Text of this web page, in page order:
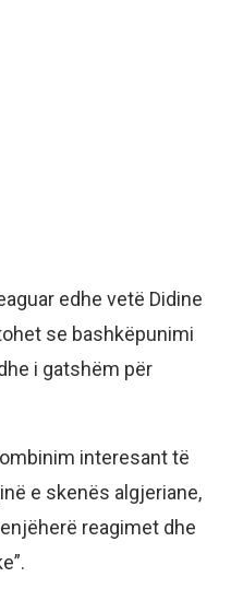
edhe vetë Didine
se bashkëpunimi
i gatshëm për
interesant të
e skenës algjeriane,
reagimet dhe